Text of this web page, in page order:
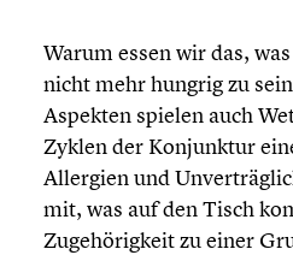
Warum essen wir das,
nicht mehr hungrig zu
Aspekten spielen auch
Zyklen der Konjunk­tur
Allergien und
mit, was auf den Tisch
Zugehö­rig­keit zu einer